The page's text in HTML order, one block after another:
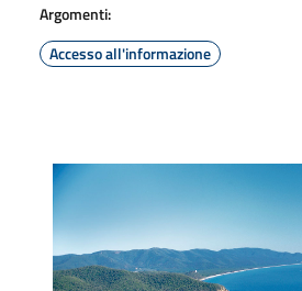
Argomenti:
Accesso all'informazione